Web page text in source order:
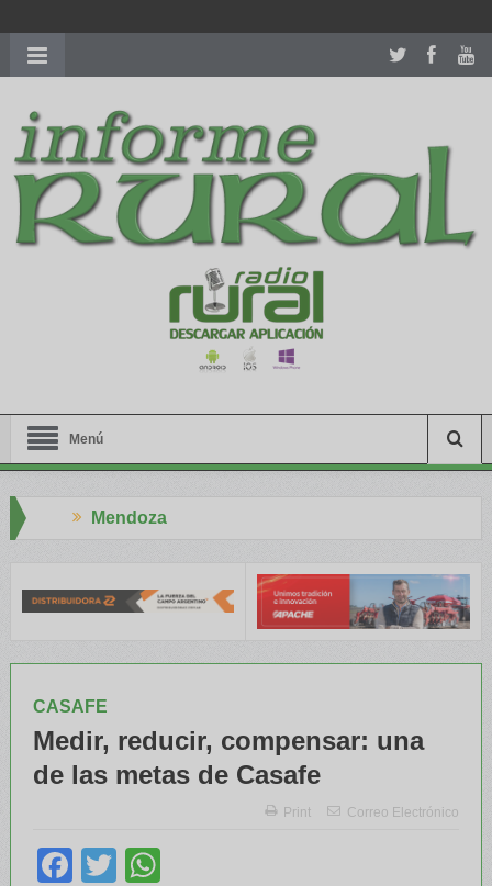
richardmillereplica
women.patekphilippe.tofor sale in usa recognized command with
dining room table ceremony. welcome to our
perfectwatches.is
shop. best youngsexdoll.comwith professional customer
services. 1: 1 design high
https://reallydiamond.com/
Menú
CASAFE
Medir, reducir, compensar: una
de las metas de Casafe
Print Correo Electrónico
Facebook
Twitter